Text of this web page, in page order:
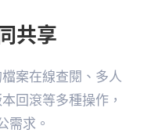
共享
案在線查閱、多人
回滾等多種操作，
需求。